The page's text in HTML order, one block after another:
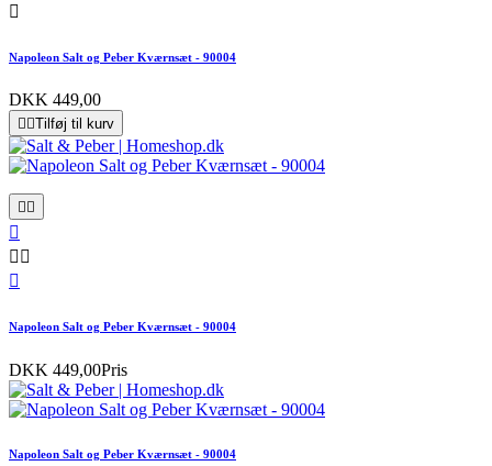

Napoleon Salt og Peber Kværnsæt - 90004
DKK 449,00
 Tilføj til kurv
 

 

Napoleon Salt og Peber Kværnsæt - 90004
DKK 449,00Pris
Napoleon Salt og Peber Kværnsæt - 90004